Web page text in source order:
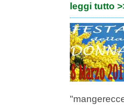
leggi tutto